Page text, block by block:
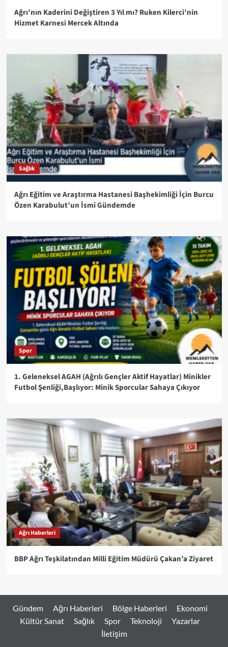
Ağrı’nın Kaderini Değiştiren 3 Yıl mı? Ruken Kilerci’nin
Hizmet Karnesi Mercek Altında
Sağlık
Ağrı Eğitim ve Araştırma Hastanesi Başhekimliği İçin Burcu
Özen Karabulut’un İsmi Gündemde
Spor
1. Geleneksel AGAH (Ağrılı Gençler Aktif Hayatlar) Minikler
Futbol Şenliği,Başlıyor: Minik Sporcular Sahaya Çıkıyor
Ağrı Haberleri
BBP Ağrı Teşkilatından Milli Eğitim Müdürü Çakan’a Ziyaret
Gündem Ağrı Haberleri Bölge Haberleri
Ekonomi
Kültür Sanat
Sağlık Spor Teknoloji
Yazarlar
İletişim